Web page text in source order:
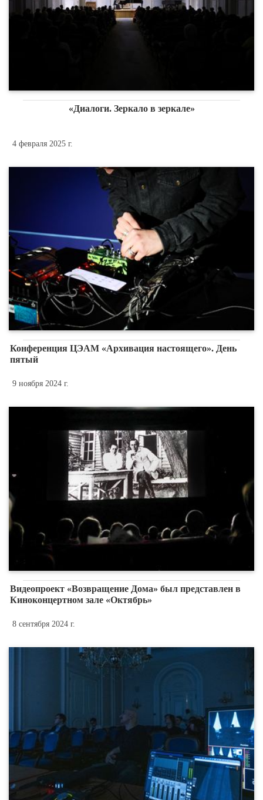
«Диалоги. Зеркало в зеркале»
4 февраля 2025 г.
Конференция ЦЭАМ «Архивация настоящего». День
пятый
9 ноября 2024 г.
Видеопроект «Возвращение Дома» был представлен в
Киноконцертном зале «Октябрь»
8 сентября 2024 г.